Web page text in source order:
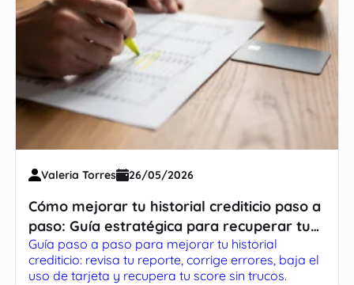
Valeria Torres 26/05/2026
Cómo mejorar tu historial crediticio paso a
paso: Guía estratégica para recuperar tu
salud financiera
Guía paso a paso para mejorar tu historial
crediticio: revisa tu reporte, corrige errores, baja el
uso de tarjeta y recupera tu score sin trucos.